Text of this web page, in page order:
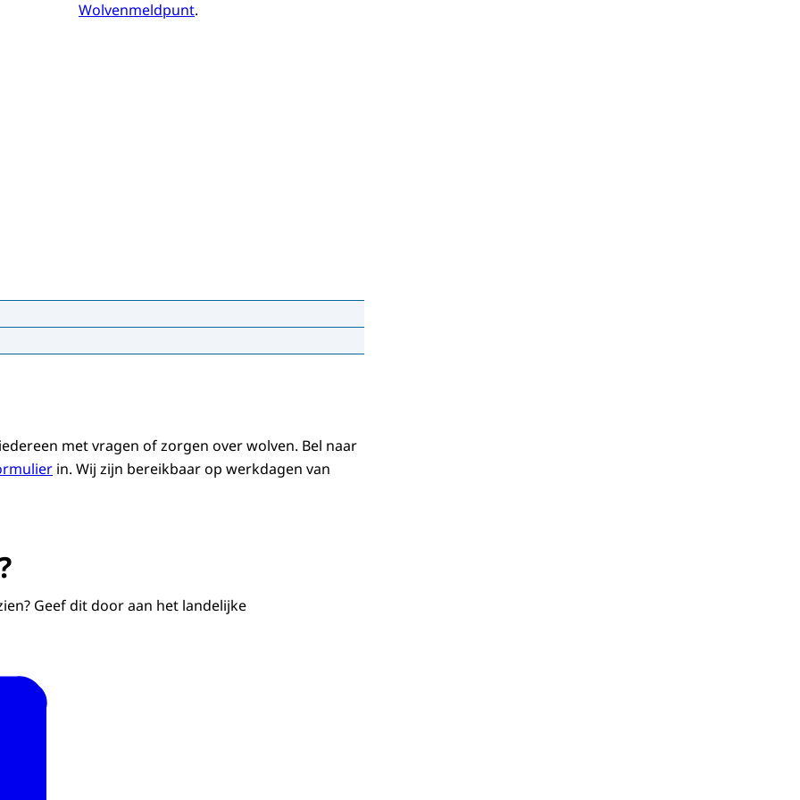
Wolvenmeldpunt.
naar het bos?
Kijk op landelijkinformatiepuntwolven.nl of bel
met vragen of zorgen over wolven. Bel naar
in. Wij zijn bereikbaar op werkdagen van
Geef dit door aan het landelijke